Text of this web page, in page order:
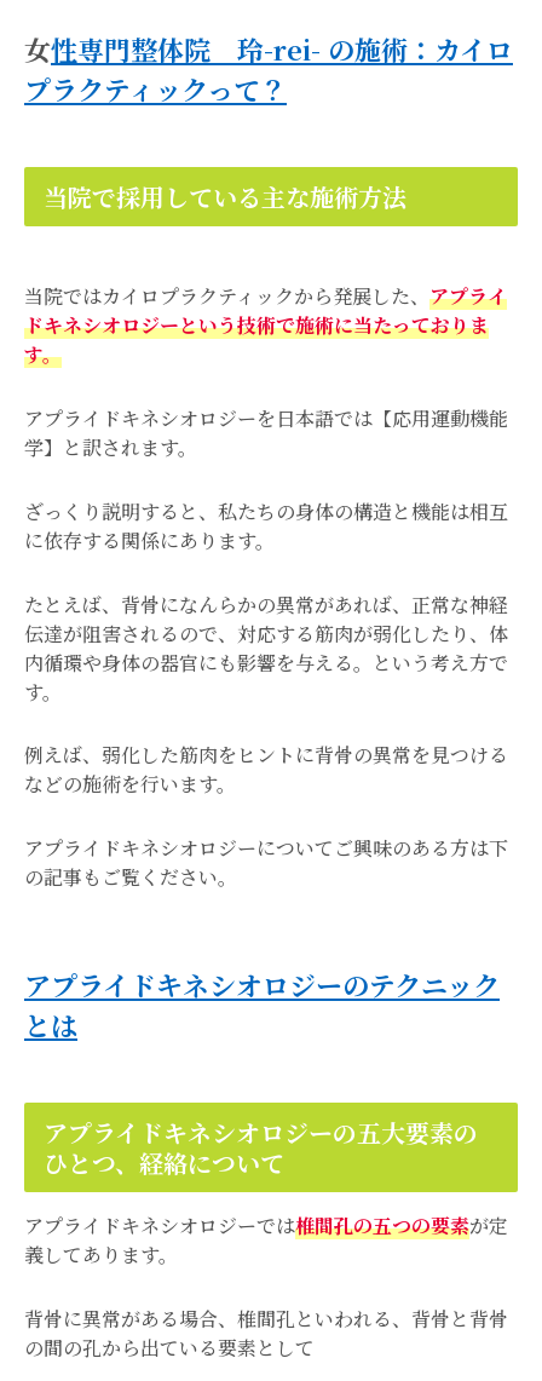
女性専門整体院 玲-rei- の施術：カイロ
プラクティックって？
当院で採用している主な施術方法
当院ではカイロプラクティックから発展した、 アプライ
ドキネシオロジーという技術で施術に当たっておりま
す。
アプライドキネシオロジーを日本語では【応用運動機能
学】と訳されます。
ざっくり説明すると、私たちの身体の構造と機能は相互
に依存する関係にあります。
たとえば、背骨になんらかの異常があれば、正常な神経
伝達が阻害されるので、対応する筋肉が弱化したり、体
内循環や身体の器官にも影響を与える。という考え方で
す。
例えば、弱化した筋肉をヒントに背骨の異常を見つける
などの施術を行います。
アプライドキネシオロジーについてご興味のある方は下
の記事もご覧ください。
アプライドキネシオロジーのテクニック
とは
アプライドキネシオロジーの五大要素の
ひとつ、経絡について
アプライドキネシオロジーでは椎間孔の五つの要素が定
義してあります。
背骨に異常がある場合、椎間孔といわれる、背骨と背骨
の間の孔から出ている要素として